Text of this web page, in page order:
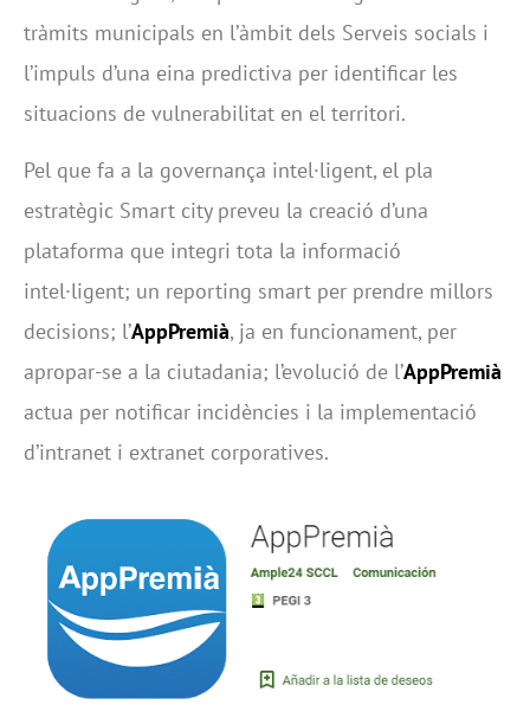
tràmits municipals en l’àmbit dels Serveis socials i
l’impuls d’una eina predictiva per identificar les
situacions de vulnerabilitat en el territori.
Pel que fa a la governança intel·ligent, el pla
estratègic Smart city preveu la creació d’una
plataforma que integri tota la informació
intel·ligent; un reporting smart per prendre millors
decisions; l’AppPremià, ja en funcionament, per
apropar-se a la ciutadania; l’evolució de l’AppPremià
actua per notificar incidències i la implementació
d’intranet i extranet corporatives.